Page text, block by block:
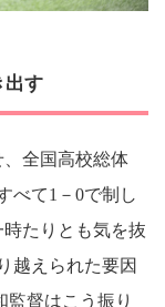
出す
全国高校総体
べて1－0で制し
たりとも気を抜
越えられた要因
監督はこう振り